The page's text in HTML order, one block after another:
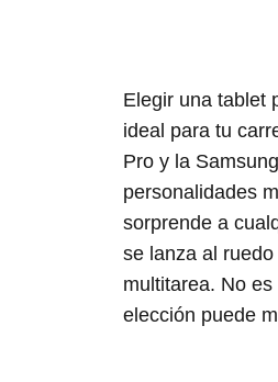
Elegir una tablet
ideal para tu
Pro y la
personalidades
sorprende a
se lanza al
multitarea. No
elección puede